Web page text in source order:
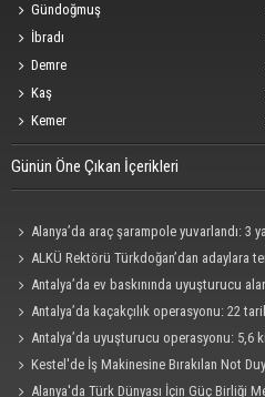
Gündoğmuş
İbradı
Demre
Kaş
Kemer
Günün Öne Çıkan İçerikleri
Alanya’da araç şarampole yuvarlandı: 3
ALKÜ Rektörü Türkdoğan’dan adaylara
Antalya’da ev baskınında uyuşturucu
Antalya’da kaçakçılık operasyonu: 22
Antalya’da uyuşturucu operasyonu: 5,6
Kestel'de İş Makinesine Bırakılan Not
Alanya'da Türk Dünyası İçin Güç Birliği